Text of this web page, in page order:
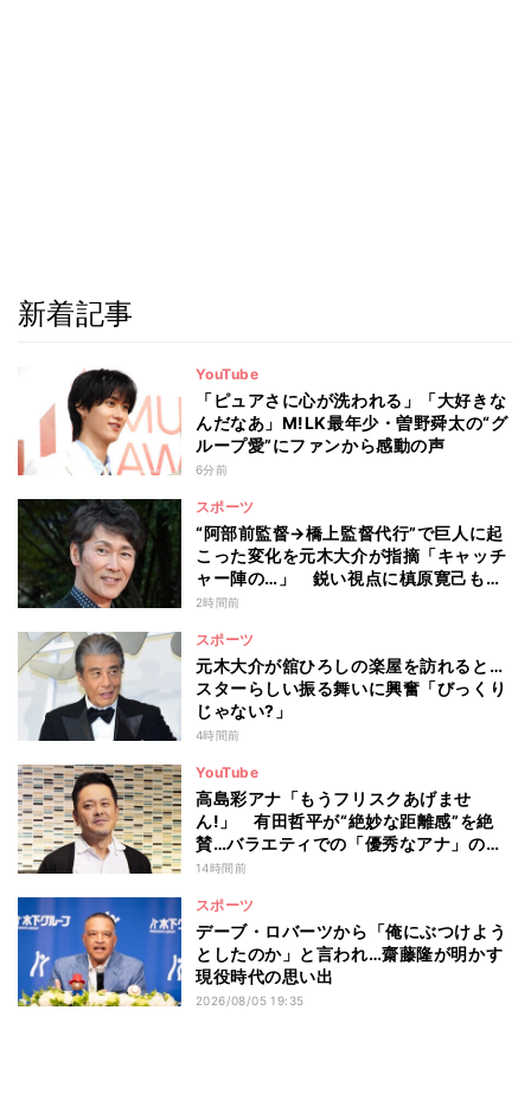
新着記事
YouTube
「ピュアさに心が洗われる」「大好きな
んだなあ」M!LK最年少・曽野舜太の“グ
ループ愛”にファンから感動の声
6分前
スポーツ
“阿部前監督→橋上監督代行”で巨人に起
こった変化を元木大介が指摘「キャッチ
ャー陣の…」 鋭い視点に槙原寛己も感
心「やっぱりクセ者だな」
2時間前
スポーツ
元木大介が舘ひろしの楽屋を訪れると…
スターらしい振る舞いに興奮「びっくり
じゃない?」
4時間前
YouTube
高島彩アナ「もうフリスクあげませ
ん!」 有田哲平が“絶妙な距離感”を絶
賛…バラエティでの「優秀なアナ」の条
件とは
14時間前
スポーツ
デーブ・ロバーツから「俺にぶつけよう
としたのか」と言われ…齋藤隆が明かす
現役時代の思い出
2026/08/05 19:35